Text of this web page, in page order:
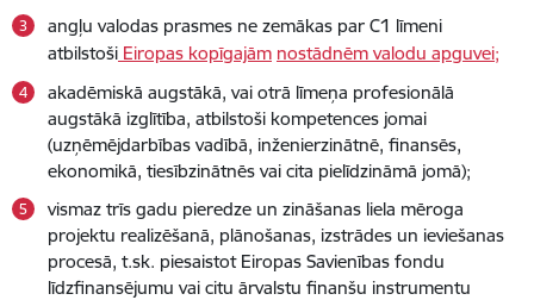
angļu valodas prasmes ne zemākas par C1 līmeni
atbilstoši Eiropas kopīgajām nostādnēm valodu apguvei;
akadēmiskā augstākā, vai otrā līmeņa profesionālā
augstākā izglītība, atbilstoši kompetences jomai
(uzņēmējdarbības vadībā, inženierzinātnē, finansēs,
ekonomikā, tiesībzinātnēs vai cita pielīdzināmā jomā);
vismaz trīs gadu pieredze un zināšanas liela mēroga
projektu realizēšanā, plānošanas, izstrādes un ieviešanas
procesā, t.sk. piesaistot Eiropas Savienības fondu
līdzfinansējumu vai citu ārvalstu finanšu instrumentu